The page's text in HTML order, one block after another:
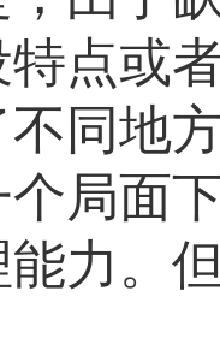
点或
同地
局面
力。